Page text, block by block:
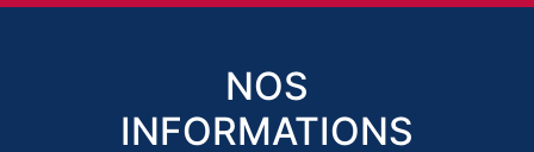
NOS
INFORMATIONS